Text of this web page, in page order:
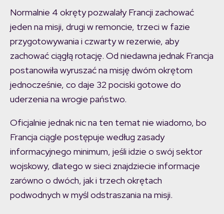
Normalnie 4 okręty pozwalały Francji zachować
jeden na misji, drugi w remoncie, trzeci w fazie
przygotowywania i czwarty w rezerwie, aby
zachować ciągłą rotację. Od niedawna jednak Francja
postanowiła wyruszać na misję dwóm okrętom
jednocześnie, co daje 32 pociski gotowe do
uderzenia na wrogie państwo.
Oficjalnie jednak nic na ten temat nie wiadomo, bo
Francja ciągle postępuje według zasady
informacyjnego minimum, jeśli idzie o swój sektor
wojskowy, dlatego w sieci znajdziecie informacje
zarówno o dwóch, jak i trzech okrętach
podwodnych w myśl odstraszania na misji.